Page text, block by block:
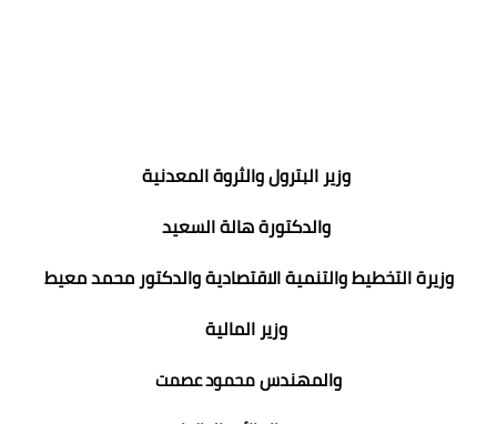
وزير البترول والثروة المعدنية
والدكتورة هالة السعيد
وزيرة التخطيط والتنمية الاقتصادية والدكتور محمد معيط
وزير المالية
والمهندسمحمود عصمت